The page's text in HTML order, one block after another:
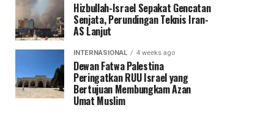
Hizbullah-Israel Sepakat Gencatan
Senjata, Perundingan Teknis Iran-
AS Lanjut
INTERNASIONAL 4 weeks ago
Dewan Fatwa Palestina
Peringatkan RUU Israel yang
Bertujuan Membungkam Azan
Umat Muslim